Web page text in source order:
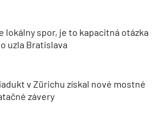
lokálny spor, je to kapacitná otázka
uzla Bratislava
v Zürichu získal nové mostné
závery